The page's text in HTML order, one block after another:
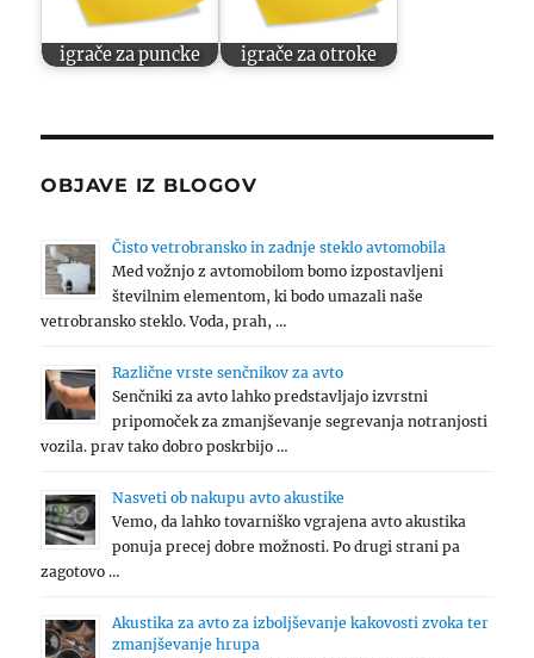
igrače za puncke igrače za otroke
OBJAVE IZ BLOGOV
Čisto vetrobransko in zadnje steklo avtomobila
Med vožnjo z avtomobilom bomo izpostavljeni
številnim elementom, ki bodo umazali naše
vetrobransko steklo. Voda, prah, …
Različne vrste senčnikov za avto
Senčniki za avto lahko predstavljajo izvrstni
pripomoček za zmanjševanje segrevanja notranjosti
vozila. prav tako dobro poskrbijo …
Nasveti ob nakupu avto akustike
Vemo, da lahko tovarniško vgrajena avto akustika
ponuja precej dobre možnosti. Po drugi strani pa
zagotovo …
Akustika za avto za izboljševanje kakovosti zvoka ter
zmanjševanje hrupa